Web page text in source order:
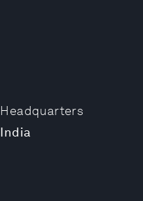
Headquarters
India